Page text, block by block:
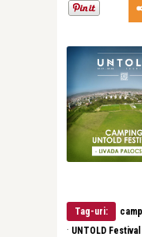
Tag-uri:
· UNTOLD Festival